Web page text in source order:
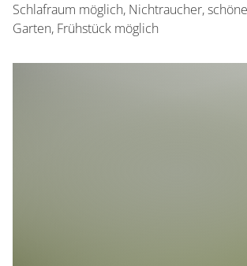
Schlafraum möglich, Nichtraucher,
Garten, Frühstück möglich